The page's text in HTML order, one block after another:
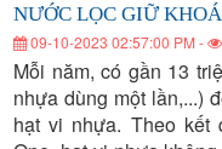
GIỮ
KHOÁNG
-
GIỮ
KHOÁNG
-
GIỮ
KHOÁNG
-
GIỮ
TRÁI
-
GIỮ
TRÁI
ĐẤT
XANH
GIỮ
TRÁI
ĐẤT
XANH
TRÁI
ĐẤT
XANH
NƯỚC LỌC GIỮ
09-10-2023 02:57:00 PM -
Mỗi năm, có gần 13
nhựa dùng một lần,...)
hạt vi nhựa. Theo kết